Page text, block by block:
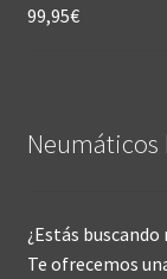
99,95€
Neumáticos
¿Estás
Te ofrecemos